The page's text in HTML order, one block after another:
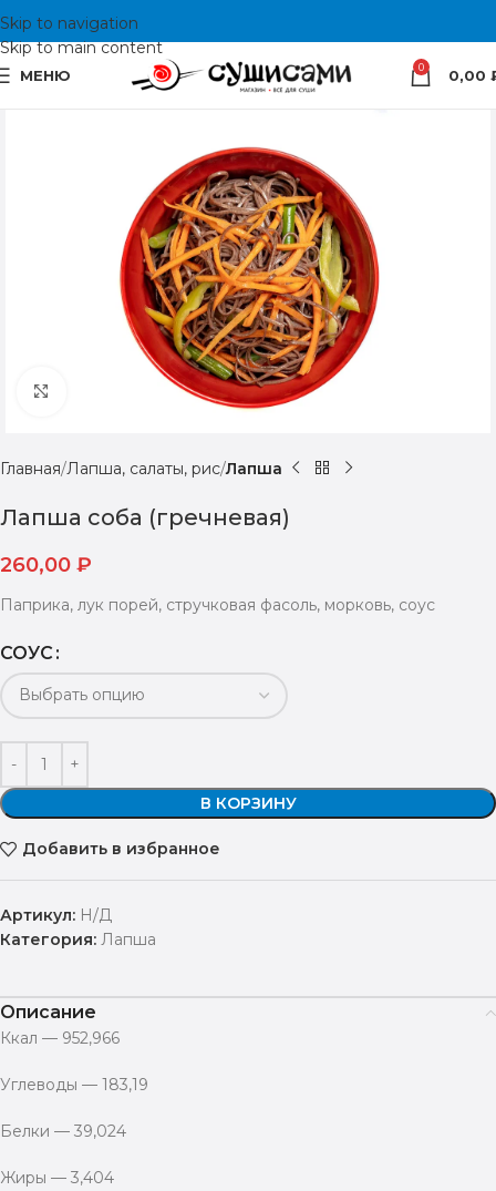
Skip to navigation
Skip to main content
МЕНЮ 0 0,00
Главная Лапша, салаты, рис Лапша
Лапша соба (гречневая)
260,00 ₽
Паприка, лук порей, стручковая фасоль, морковь, соус
СОУС
В КОРЗИНУ
Добавить в избранное
Артикул: Н/Д
Категория: Лапша
Описание
Ккал — 952,966
Углеводы — 183,19
Белки — 39,024
Жиры — 3,404